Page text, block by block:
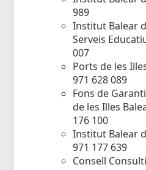
989
Institut Balear
Serveis
007
Ports de les
971 628 089
Fons de
de les Illes
176 100
Institut Balear
971 177 639
Consell